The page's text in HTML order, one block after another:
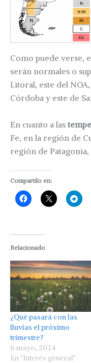
Como puede verse,
serán normales o
Litoral, este del
Córdoba y este de
En cuanto a las
Fe, en la región de
región de
Compartilo en:
Relacionado
¿Qué pasará con las
lluvias el próximo
trimestre?
6 mayo, 2024
En "Interés general"